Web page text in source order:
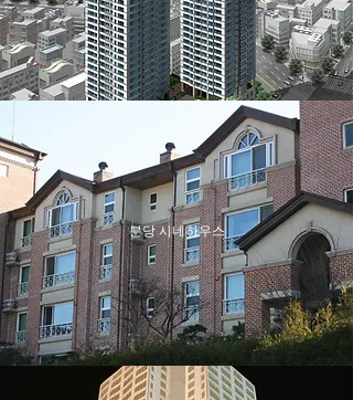
분당 시네하우스